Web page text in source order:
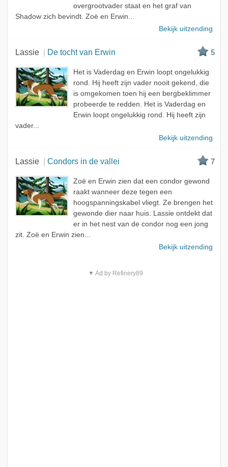
overgrootvader staat en het graf van
Shadow zich bevindt. Zoë en Erwin...
Bekijk uitzending
Lassie De tocht van Erwin 5
Het is Vaderdag en Erwin loopt ongelukkig
rond. Hij heeft zijn vader nooit gekend, die
is omgekomen toen hij een bergbeklimmer
probeerde te redden. Het is Vaderdag en
Erwin loopt ongelukkig rond. Hij heeft zijn
vader...
Bekijk uitzending
Lassie Condors in de vallei 7
Zoë en Erwin zien dat een condor gewond
raakt wanneer deze tegen een
hoogspanningskabel vliegt. Ze brengen het
gewonde dier naar huis. Lassie ontdekt dat
er in het nest van de condor nog een jong
zit. Zoë en Erwin zien...
Bekijk uitzending
▼ Ad by Refinery89